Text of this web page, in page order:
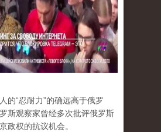
的“忍耐力”的确远高于俄罗
斯观察家曾经多次批评俄罗斯
政权的抗议机会。